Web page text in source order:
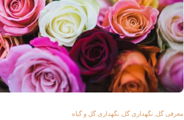
معرفی گل, نگهداری گل, نگهداری گل و گیاه